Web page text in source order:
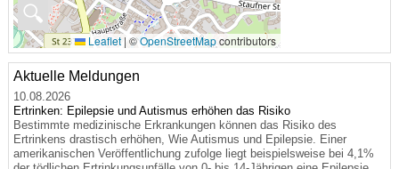
🔍
Leaflet | ©OpenStreetMapcontributors
Aktuelle Meldungen
10.08.2026
Ertrinken: Epilepsie und Autismus erhöhen das Risiko
Bestimmte medizinische Erkrankungen können das Risiko des
Ertrinkens drastisch erhöhen, Wie Autismus und Epilepsie. Einer
amerikanischen Veröffentlichung zufolge liegt beispielsweise bei 4,1%